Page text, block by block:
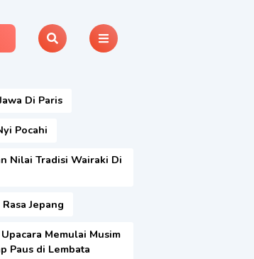
Di Paris
Pocahi
Nilai Tradisi Wairaki Di
Jepang
Memulai Musim
Paus di Lembata